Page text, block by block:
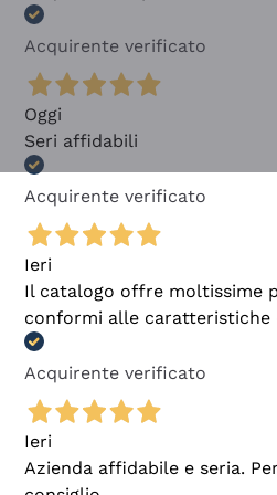
Acquirente verificato
Oggi
Seri affidabili
Acquirente verificato
Ieri
Il catalogo offre moltissime
conformi alle
Acquirente verificato
Ieri
Azienda affidabile e seria.